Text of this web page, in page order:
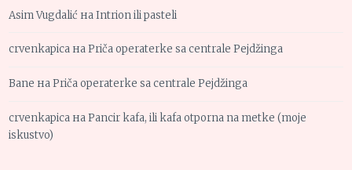
Asim Vugdalić наIntrion ili pasteli
crvenkapica наPriča operaterke sa centrale Pejdžinga
Bane наPriča operaterke sa centrale Pejdžinga
crvenkapica наPancir kafa, ili kafa otporna na metke (moje
iskustvo)